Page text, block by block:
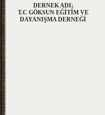
DERNEK ADI;
T.C GÖKSUN EĞİTİM VE
DAYANIŞMA DERNEĞİ